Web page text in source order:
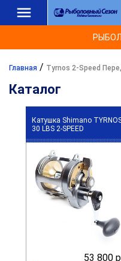
Главная / Tyrnos 2-Speed
Каталог
Катушка Shimano
30 LBS 2-SPEED
53 800